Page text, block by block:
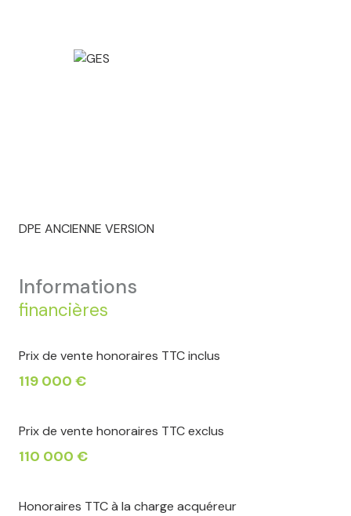
DPE ANCIENNE VERSION
informations
financières
Prix de vente honoraires TTC inclus
119 000 €
Prix de vente honoraires TTC exclus
110 000 €
Honoraires TTC à la charge acquéreur